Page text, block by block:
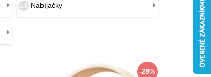
13 Nabíjačky
-28%